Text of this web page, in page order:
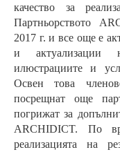
качество за
Партньорството
2017 г. и все още е
и актуализации
илюстрациите и
Освен това
посрещнат още
погрижат за
ARCHIDICT. По
реализацията на